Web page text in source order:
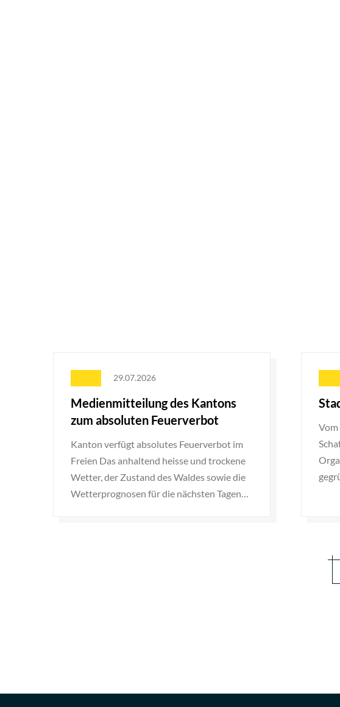
29.07.2026
Medienmitteilung des Kantons
zum absoluten Feuerverbot
Kanton verfügt absolutes Feuerverbot im
Freien Das anhaltend heisse und trockene
Wetter, der Zustand des Waldes sowie die
Wetterprognosen für die nächsten Tagen
Vom